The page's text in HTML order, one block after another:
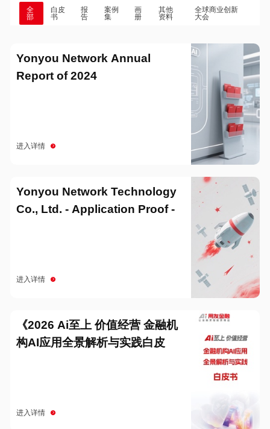
全
部
白皮
书
报
告
案例
集
画
册
其他
资料
全球商业创新
大会
Yonyou Network Annual
Report of 2024
进入详情
Yonyou Network Technology
Co., Ltd. - Application Proof -
进入详情
《2026 Ai至上 价值经营 金融机
构AI应用全景解析与实践白皮
进入详情